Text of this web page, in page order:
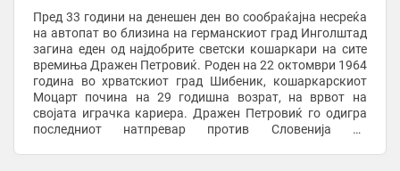
Пред 33 години на денешен ден во сообраќајна несреќа
на автопат во близина на германскиот град Инголштад
загина еден од најдобрите светски кошаркари на сите
времиња Дражен Петровиќ. Роден на 22 октомври 1964
година во хрватскиот град Шибеник, кошаркарскиот
Моцарт почина на 29 годишна возрат, на врвот на
својата играчка кариера. Дражен Петровиќ го одигра
последниот натпревар против Словенија во